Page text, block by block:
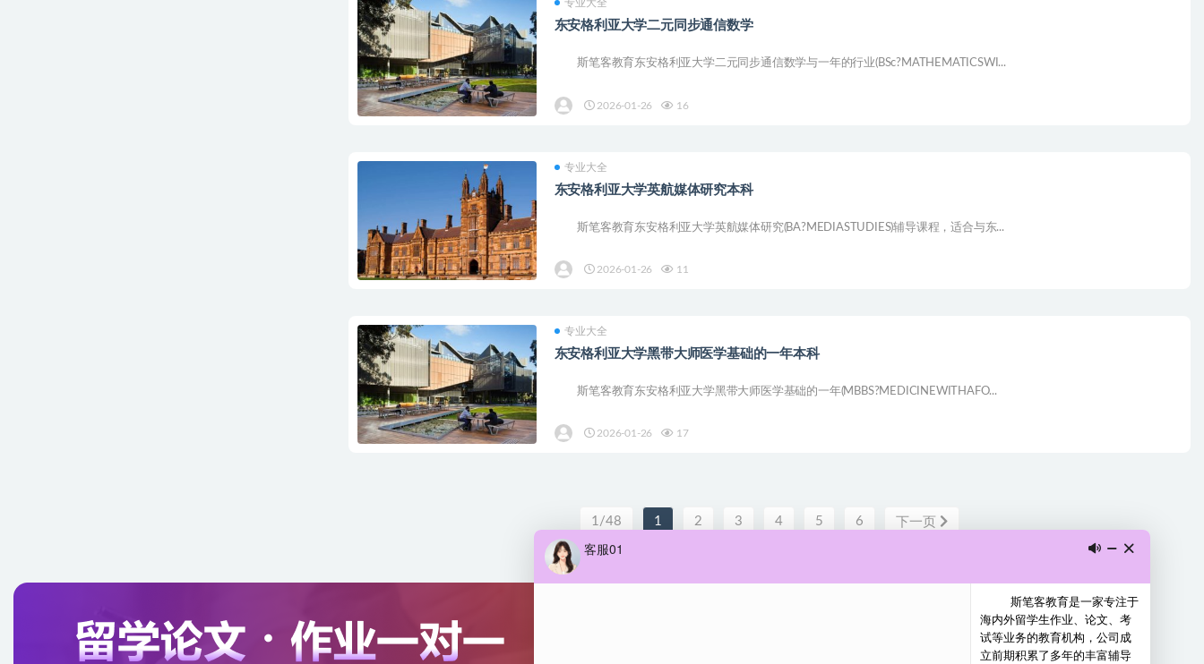
专业大全
东安格利亚大学二元同步通信数学
斯笔客教育东安格利亚大学二元同步通信数学与一年的行业(BSc?MATHEMATICSWI...
2026-01-26 16
专业大全
东安格利亚大学英航媒体研究本科
斯笔客教育东安格利亚大学英航媒体研究(BA?MEDIASTUDIES)辅导课程，适合与东...
2026-01-26 11
专业大全
东安格利亚大学黑带大师医学基础的一年本科
斯笔客教育东安格利亚大学黑带大师医学基础的一年(MBBS?MEDICINEWITHAFO...
2026-01-26 17
1/48 1 2 3 4 5 6 下一页